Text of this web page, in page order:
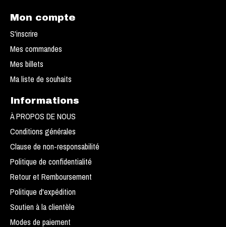
Mon compte
S'inscrire
Mes commandes
Mes billets
Ma liste de souhaits
Informations
À PROPOS DE NOUS
Conditions générales
Clause de non-responsabilité
Politique de confidentialité
Retour et Remboursement
Politique d'expédition
Soutien à la clientèle
Modes de paiement